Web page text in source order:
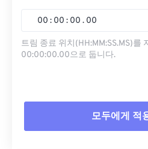
00 : 00 : 00 . 00
트림 종료 위치(HH:MM:SS.MS)를
00:00:00.00으로 둡니다.
모두에게 적